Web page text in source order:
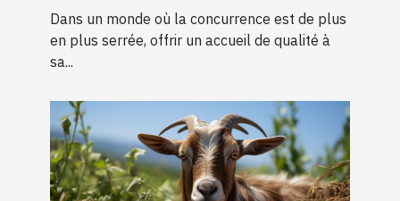
qualité ?
Dans un monde où la concurrence est de plus
en plus serrée, offrir un accueil de qualité à
sa...